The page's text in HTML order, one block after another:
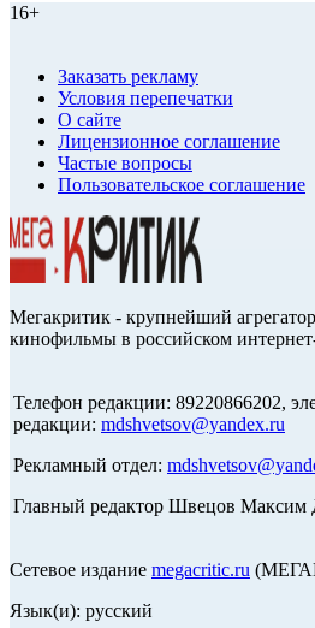
16+
Заказать рекламу
Условия перепечатки
О сайте
Лицензионное соглашение
Частые вопросы
Пользовательское соглашение
Мегакритик - крупнейший
кинофильмы в российском
Телефон редакции: 89220866202,
редакции: mdshvetsov@yandex.ru
Рекламный отдел:
Главный редактор Швецов Максим
Сетевое издание megacritic.ru
Язык(и): русский